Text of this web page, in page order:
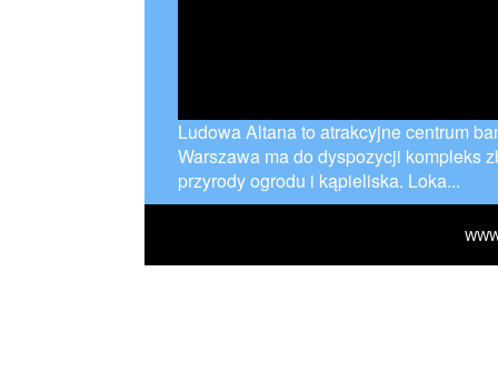
Ludowa Altana to atrakcyjne centrum
Warszawa ma do dyspozycji kompleks
przyrody ogrodu i kąpieliska. Loka...